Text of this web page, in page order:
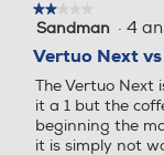
Informazioni sulla
Clicca qui
Scaldatazze
★★★★★
★★★★★
2
5
stelle.
Sandman · 4
Vertuo Next
The Vertuo Next
it a 1 but the
beginning the
it is simply not